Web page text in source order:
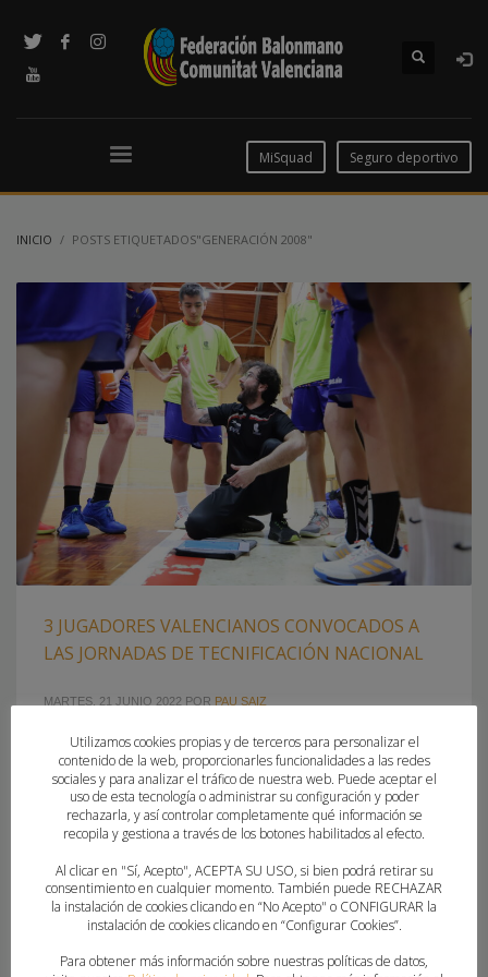
MiSquad Seguro deportivo
INICIO POSTS ETIQUETADOS"GENERACIÓN 2008"
3 JUGADORES VALENCIANOS CONVOCADOS A
LAS JORNADAS DE TECNIFICACIÓN NACIONAL
MARTES, 21 JUNIO 2022 POR PAU SAIZ
40 jugadores trabajarán en la Residencia Universitaria
Camino de Santiago de Burgos entre el 15 y el 21 de julio
La Residencia Universitaria Camino de Santiago abrirá sus
puertas entre el 15 y el 21 de julio para acoger a los 40
de la Real Federación Española de Balonmano
ETIQUETADO BAJO: CARLOS SÁNCHEZ ,CBM MARE NOSTRUM
Utilizamos cookies propias y de terceros para personalizar el
contenido de la web, proporcionarles funcionalidades a las redes
sociales y para analizar el tráfico de nuestra web. Puede aceptar el
uso de esta tecnología o administrar su configuración y poder
rechazarla, y así controlar completamente qué información se
recopila y gestiona a través de los botones habilitados al efecto.
Al clicar en "Sí, Acepto", ACEPTA SU USO, si bien podrá retirar su
consentimiento en cualquier momento. También puede RECHAZAR
la instalación de cookies clicando en “No Acepto" o CONFIGURAR la
instalación de cookies clicando en “Configurar Cookies”.
Para obtener más información sobre nuestras políticas de datos,